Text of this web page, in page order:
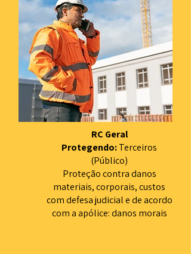
RC Geral
Protegendo:Terceiros
(Público)
Proteção contra danos
materiais, corporais, custos
com defesa judicial e de acordo
com a apólice: danos morais